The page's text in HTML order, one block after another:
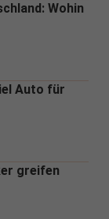
Wohin
Auto für
greifen